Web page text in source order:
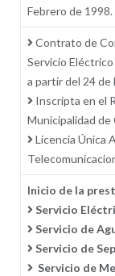
Febrero de 1998.
Contrato de
Servicio Eléctrico
a partir del 24 de
Inscripta en el
Municipalidad de
Licencia Única
Inicio de la
Servicio
Servicio de
Servicio de
Servicio de